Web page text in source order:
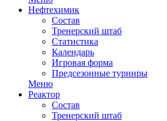
Нефтехимик
Состав
Тренерский штаб
Статистика
Календарь
Игровая форма
Предсезонные турниры
Меню
Реактор
Состав
Тренерский штаб